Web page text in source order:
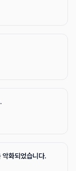
화되었습니다.